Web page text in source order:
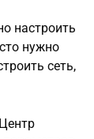
настроить
нужно
сеть,